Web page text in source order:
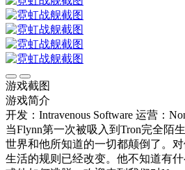
游戏截图
游戏简介
开发：Intravenous Software 运营：
当Flynn第一次被吸入到Tron完全陌
世界和他所知道的一切都颠倒了。对
生活的规则已经改变。他不知道有